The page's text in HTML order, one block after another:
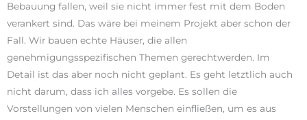
Bebauung fallen, weil sie nicht immer fest mit dem Boden
verankert sind. Das wäre bei meinem Projekt aber schon der
Fall. Wir bauen echte Häuser, die allen
genehmigungsspezifischen Themen gerechtwerden. Im
Detail ist das aber noch nicht geplant. Es geht letztlich auch
nicht darum, dass ich alles vorgebe. Es sollen die
Vorstellungen von vielen Menschen einfließen, um es aus